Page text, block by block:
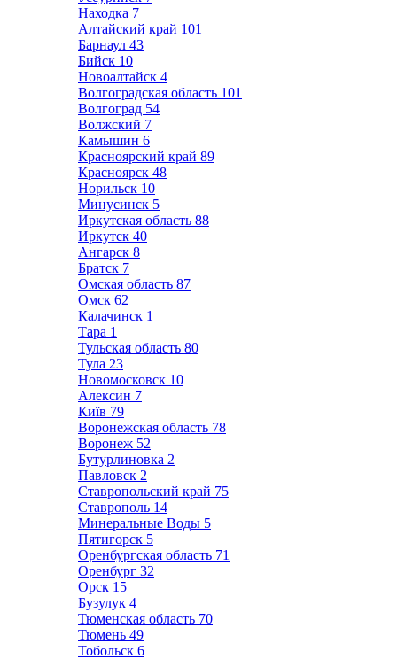
Находка 7
Алтайский край 101
Барнаул 43
Бийск 10
Новоалтайск 4
Волгоградская область 101
Волгоград 54
Волжский 7
Камышин 6
Красноярский край 89
Красноярск 48
Норильск 10
Минусинск 5
Иркутская область 88
Иркутск 40
Ангарск 8
Братск 7
Омская область 87
Омск 62
Калачинск 1
Тара 1
Тульская область 80
Тула 23
Новомосковск 10
Алексин 7
Київ 79
Воронежская область 78
Воронеж 52
Бутурлиновка 2
Павловск 2
Ставропольский край 75
Ставрополь 14
Минеральные Воды 5
Пятигорск 5
Оренбургская область 71
Оренбург 32
Орск 15
Бузулук 4
Тюменская область 70
Тюмень 49
Тобольск 6